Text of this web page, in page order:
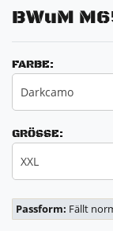
BWuM
FARBE:
Darkcamo
GRÖSSE:
XXL
Passform: Fällt